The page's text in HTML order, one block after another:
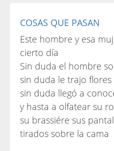
COSAS QUE PASAN
Este hombre y esa
cierto día
Sin duda el hombre
sin duda le trajo flores
sin duda llegó a
y hasta a olfatear su
su brassiére sus
tirados sobre la cama